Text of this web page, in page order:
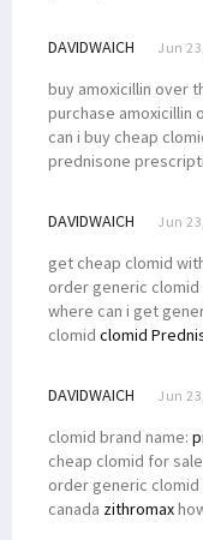
DAVIDWAICH Jun
buy amoxicillin over
purchase amoxicillin
can i buy cheap
prednisone
DAVIDWAICH Jun
get cheap clomid
order generic
where can i get
clomid clomid
DAVIDWAICH Jun
clomid brand name:
cheap clomid for
order generic
canada zithromax